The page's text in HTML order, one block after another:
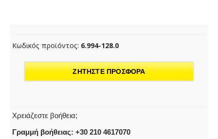
Κωδικός προϊόντος: 6.994-128.0
ΖΗΤΗΣΤΕ ΠΡΟΣΦΟΡΑ
Χρειάζεστε βοήθεια;
Γραμμή βοήθειας: +30 210 4617070